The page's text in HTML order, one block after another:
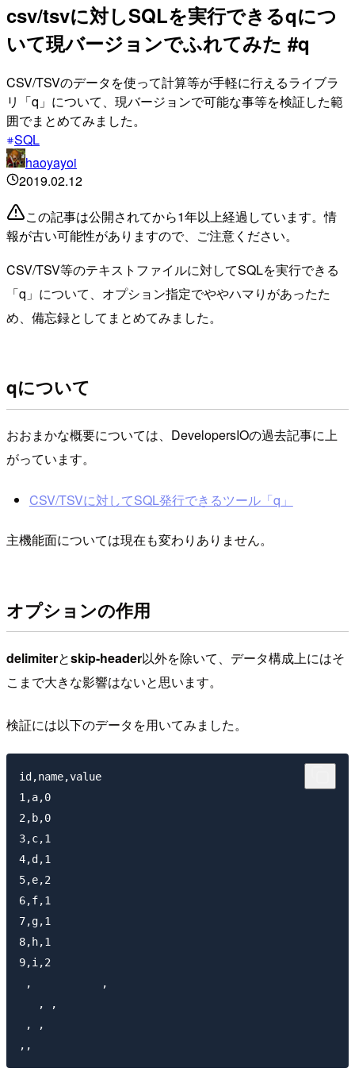
csv/tsvに対しSQLを実行できるqにつ
いて現バージョンでふれてみた #q
CSV/TSVのデータを使って計算等が手軽に行えるライブラ
リ「q」について、現バージョンで可能な事等を検証した範
囲でまとめてみました。
SQL
haoyayoi
2019.02.12
この記事は公開されてから1年以上経過しています。情
報が古い可能性がありますので、ご注意ください。
CSV/TSV等のテキストファイルに対してSQLを実行できる
「q」について、オプション指定でややハマりがあったた
め、備忘録としてまとめてみました。
qについて
おおまかな概要については、DevelopersIOの過去記事に上
がっています。
CSV/TSVに対してSQL発行できるツール「q」
主機能面については現在も変わりありません。
オプションの作用
delimiterとskip-header以外を除いて、データ構成上にはそ
こまで大きな影響はないと思います。
検証には以下のデータを用いてみました。
id,name,value
1,a,0
2,b,0
3,c,1
4,d,1
5,e,2
6,f,1
7,g,1
8,h,1
9,i,2
,           ,
   , ,
, ,